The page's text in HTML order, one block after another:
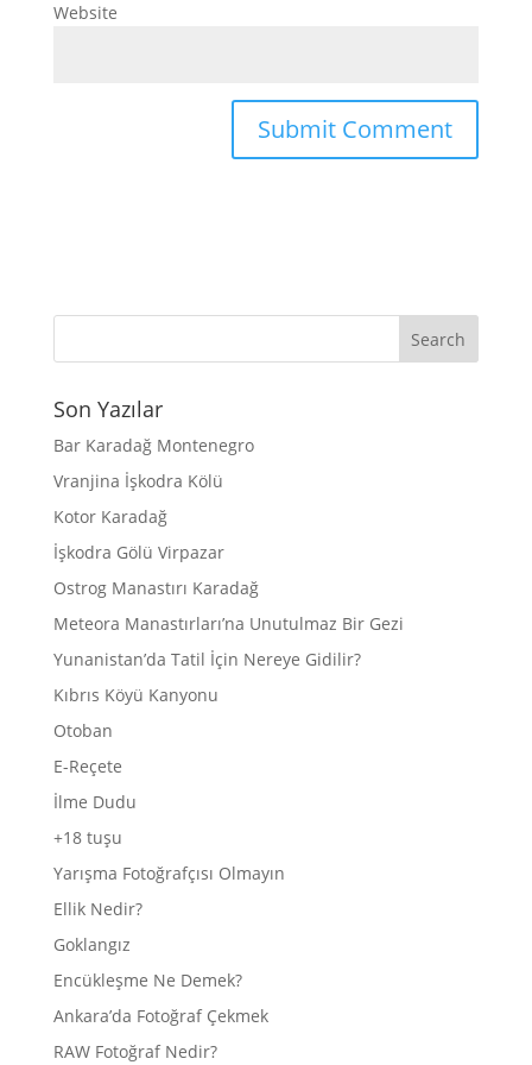
Website
Son Yazılar
Bar Karadağ Montenegro
Vranjina İşkodra Kölü
Kotor Karadağ
İşkodra Gölü Virpazar
Ostrog Manastırı Karadağ
Meteora Manastırları’na Unutulmaz Bir Gezi
Yunanistan’da Tatil İçin Nereye Gidilir?
Kıbrıs Köyü Kanyonu
Otoban
E-Reçete
İlme Dudu
+18 tuşu
Yarışma Fotoğrafçısı Olmayın
Ellik Nedir?
Goklangız
Encükleşme Ne Demek?
Ankara’da Fotoğraf Çekmek
RAW Fotoğraf Nedir?